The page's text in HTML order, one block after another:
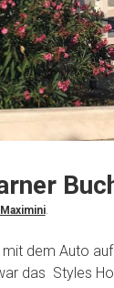
.
dem Auto
das Styles